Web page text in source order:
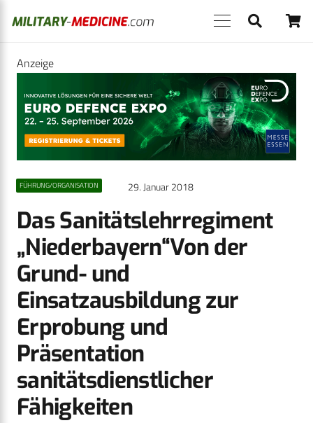
Anzeige
FÜHRUNG/ORGANISATION 29. Januar 2018
Das Sanitätslehrregiment
„Niederbayern“Von der
Grund- und
Einsatzausbildung zur
Erprobung und
Präsentation
sanitätsdienstlicher
Fähigkeiten